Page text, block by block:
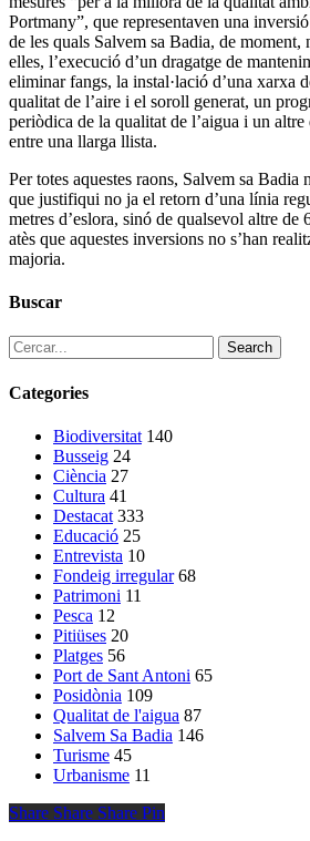
Portmany”, que representaven una
de les quals Salvem sa Badia, de moment,
elles, l’execució d’un dragatge de
eliminar fangs, la instal·lació d’una xarxa
qualitat de l’aire i el soroll generat, un
periòdica de la qualitat de l’aigua i un altre
entre una llarga llista.
Per totes aquestes raons, Salvem sa Badia
que justifiqui no ja el retorn d’una línia
metres d’eslora, sinó de qualsevol altre de
atès que aquestes inversions no s’han
majoria.
Buscar
Search
Categories
Biodiversitat 140
Busseig 24
Ciència 27
Cultura 41
Destacat 333
Educació 25
Entrevista 10
Fondeig irregular 68
Patrimoni 11
Pesca 12
Pitiüses 20
Platges 56
Port de Sant Antoni 65
Posidònia 109
Qualitat de l'aigua 87
Salvem Sa Badia 146
Turisme 45
Urbanisme 11
Share
Share Share Share Pin